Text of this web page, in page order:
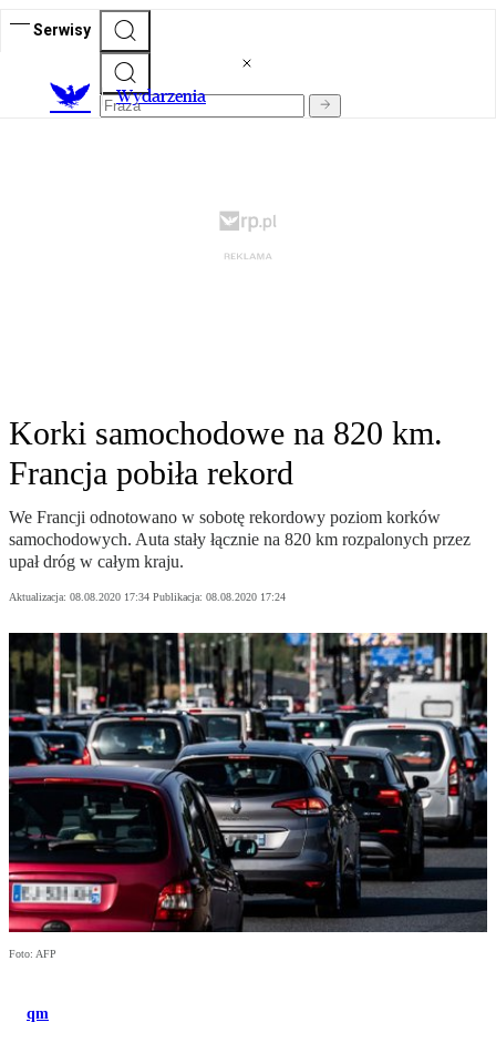
Serwisy
Wydarzenia
Korki samochodowe na 820 km.
Francja pobiła rekord
We Francji odnotowano w sobotę rekordowy poziom korków
samochodowych. Auta stały łącznie na 820 km rozpalonych przez
upał dróg w całym kraju.
Aktualizacja: 08.08.2020 17:34 Publikacja: 08.08.2020 17:24
Foto: AFP
qm